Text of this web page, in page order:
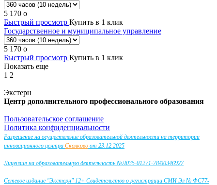
5 170 o
Быстрый просмотр Купить в 1 клик
Государственное и муниципальное управление
5 170 o
Быстрый просмотр Купить в 1 клик
Показать еще
1 2
Экстерн
Центр дополнительного профессионального образования
Пользовательское соглашение
Политика конфиденциальности
Разрешение на осуществление образовательной деятельности на территории
инновационного центра Сколково от 23.12.2025
Лицензия на образовательную деятельность №Л035-01271-78/00346927
Сетевое издание "Экстерн" 12+ Свидетельство о регистрации СМИ Эл № ФС77-